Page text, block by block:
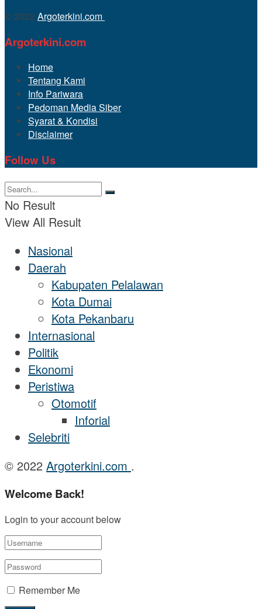
© 2022 Argoterkini.com .
Argoterkini.com
Home
Tentang Kami
Info Pariwara
Pedoman Media Siber
Syarat & Kondisi
Disclaimer
Follow Us
No Result
View All Result
Nasional
Daerah
Kabupaten Pelalawan
Kota Dumai
Kota Pekanbaru
Internasional
Politik
Ekonomi
Peristiwa
Otomotif
Inforial
Selebriti
© 2022 Argoterkini.com .
Welcome Back!
Login to your account below
Remember Me